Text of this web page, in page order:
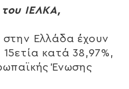
ΙΕΛΚΑ,
Ελλάδα έχουν
κατά 38,97%,
Ένωσης